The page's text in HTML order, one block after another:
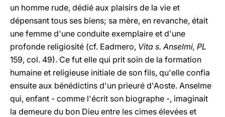
un homme rude, dédié aux plaisirs de la vie et
dépensant tous ses biens; sa mère, en revanche, était
une femme d'une conduite exemplaire et d'une
profonde religiosité (cf. Eadmero, Vita s. Anselmi, PL
159, col. 49). Ce fut elle qui prit soin de la formation
humaine et religieuse initiale de son fils, qu'elle confia
ensuite aux bénédictins d'un prieuré d'Aoste. Anselme
qui, enfant - comme l'écrit son biographe -, imaginait
la demeure du bon Dieu entre les cimes élevées et